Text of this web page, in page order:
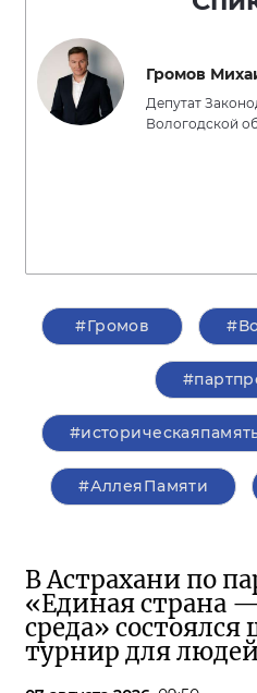
Громов
Депутат
Вологодской
#Громов
#АллеяПамяти
В Астрахани по
«Единая страна
среда»
турнир для